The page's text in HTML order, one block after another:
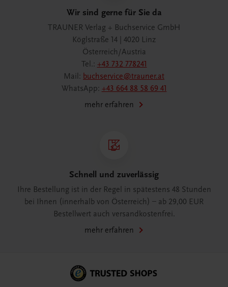
Wir sind gerne für Sie da
TRAUNER Verlag + Buchservice GmbH
Köglstraße 14 | 4020 Linz
Österreich/Austria
Tel.: +43 732 778241
Mail: buchservice@trauner.at
WhatsApp: +43 664 88 58 69 41
mehr erfahren
Schnell und zuverlässig
Ihre Bestellung ist in der Regel in spätestens 48 Stunden
bei Ihnen (innerhalb von Österreich) – ab 29,00 EUR
Bestellwert auch versandkostenfrei.
mehr erfahren